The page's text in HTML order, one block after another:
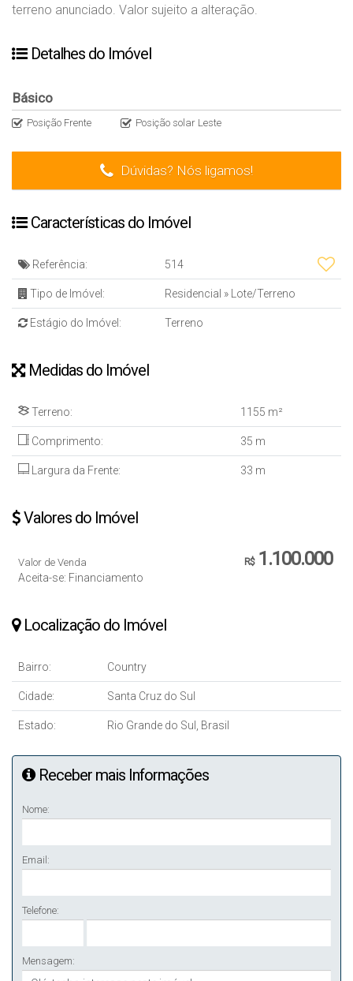
terreno anunciado. Valor sujeito a alteração.
Detalhes do Imóvel
Básico
Posição Frente Posição solar Leste
Dúvidas? Nós ligamos!
Características do Imóvel
Referência: 514
Tipo de Imóvel: Residencial » Lote/Terreno
Estágio do Imóvel: Terreno
Medidas do Imóvel
Terreno: 1155 m²
Comprimento: 35 m
Largura da Frente: 33 m
Valores do Imóvel
R$1.100.000
Valor de Venda
Aceita-se: Financiamento
Localização do Imóvel
Bairro: Country
Cidade: Santa Cruz do Sul
Estado: Rio Grande do Sul, Brasil
Receber mais Informações
Nome:
Email:
Telefone:
Mensagem: